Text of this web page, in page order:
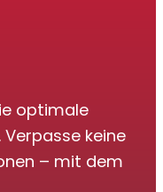
optimale
Verpasse keine
– mit dem